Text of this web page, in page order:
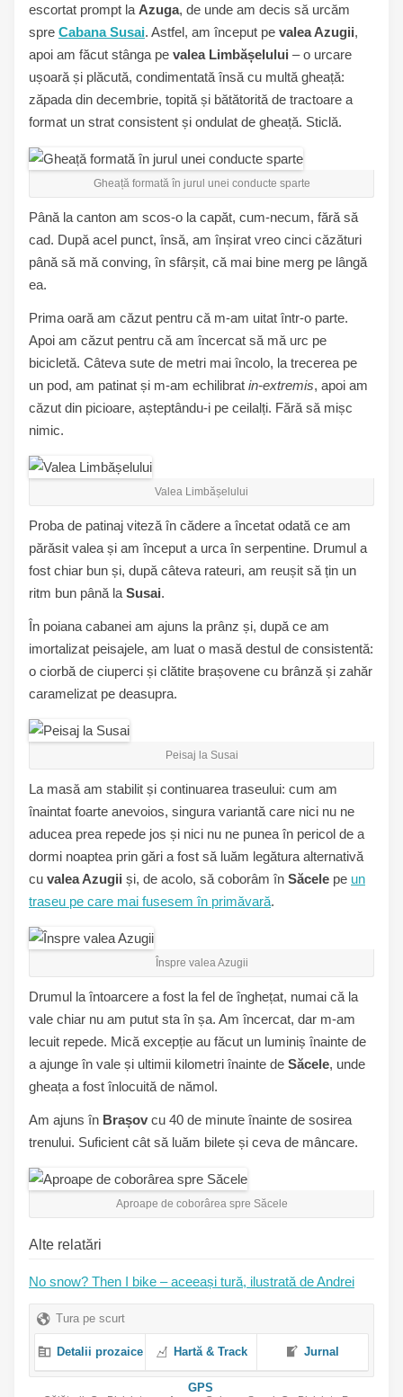
escortat prompt la Azuga, de unde am decis să urcăm
spre Cabana Susai. Astfel, am început pe valea Azugii,
apoi am făcut stânga pe valea Limbășelului – o urcare
ușoară și plăcută, condimentată însă cu multă gheață:
zăpada din decembrie, topită și bătătorită de tractoare a
format un strat consistent și ondulat de gheață. Sticlă.
Gheață formată în jurul unei conducte sparte
Până la canton am scos-o la capăt, cum-necum, fără să
cad. După acel punct, însă, am înșirat vreo cinci căzături
până să mă conving, în sfârșit, că mai bine merg pe lângă
ea.
Prima oară am căzut pentru că m-am uitat într-o parte.
Apoi am căzut pentru că am încercat să mă urc pe
bicicletă. Câteva sute de metri mai încolo, la trecerea pe
un pod, am patinat și m-am echilibrat in-extremis, apoi am
căzut din picioare, așteptându-i pe ceilalți. Fără să mișc
nimic.
Valea Limbășelului
Proba de patinaj viteză în cădere a încetat odată ce am
părăsit valea și am început a urca în serpentine. Drumul a
fost chiar bun și, după câteva rateuri, am reușit să țin un
ritm bun până la Susai.
În poiana cabanei am ajuns la prânz și, după ce am
imortalizat peisajele, am luat o masă destul de consistentă:
o ciorbă de ciuperci și clătite brașovene cu brânză și zahăr
caramelizat pe deasupra.
Peisaj la Susai
La masă am stabilit și continuarea traseului: cum am
înaintat foarte anevoios, singura variantă care nici nu ne
aducea prea repede jos și nici nu ne punea în pericol de a
dormi noaptea prin gări a fost să luăm legătura alternativă
cu valea Azugii și, de acolo, să coborâm în Săcele pe un
traseu pe care mai fusesem în primăvară.
Înspre valea Azugii
Drumul la întoarcere a fost la fel de înghețat, numai că la
vale chiar nu am putut sta în șa. Am încercat, dar m-am
lecuit repede. Mică excepție au făcut un luminiș înainte de
a ajunge în vale și ultimii kilometri înainte de Săcele, unde
gheața a fost înlocuită de nămol.
Am ajuns în Brașov cu 40 de minute înainte de sosirea
trenului. Suficient cât să luăm bilete și ceva de mâncare.
Aproape de coborârea spre Săcele
Alte relatări
No snow? Then I bike – aceeași tură, ilustrată de Andrei
Tura pe scurt
Detalii prozaice Hartă & Track
GPS
Jurnal